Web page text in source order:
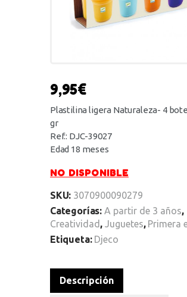
9,95€
Plastilina ligera Naturaleza- 4
gr
Ref.: DJC-39027
Edad 18 meses
NO DISPONIBLE
SKU: 3070900090279
Categorías: A partir de 3 años,
Creatividad , Juguetes, Primera
Etiqueta: Djeco
Descripción